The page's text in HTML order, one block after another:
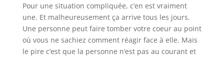
Pour une situation compliquée, c’en est vraiment
une. Et malheureusement ça arrive tous les jours.
Une personne peut faire tomber votre coeur au point
où vous ne sachiez comment réagir face à elle. Mais
le pire c’est que la personne n’est pas au courant et